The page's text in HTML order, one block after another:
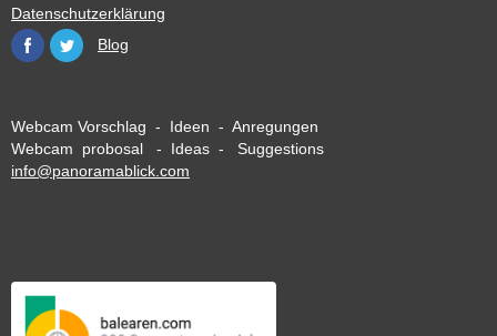
Datenschutzerklärung
Blog
Webcam Vorschlag - Ideen - Anregungen
Webcam probosal - Ideas - Suggestions
info@panoramablick.com